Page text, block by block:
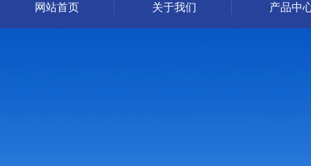
网站首页 关于我们 产品中